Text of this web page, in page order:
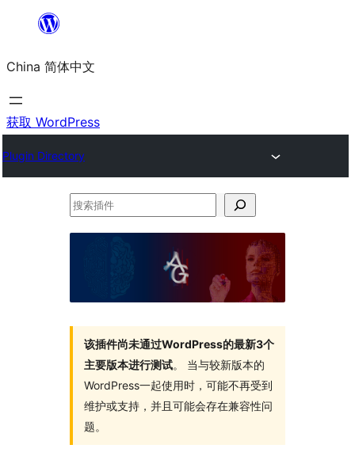
内
容
China 简体中文
获取 WordPress
Plugin Directory
搜
该插件尚未通过WordPress的最新3个
主要版本进行测试。 当与较新版本的
WordPress一起使用时，可能不再受到
维护或支持，并且可能会存在兼容性问
题。